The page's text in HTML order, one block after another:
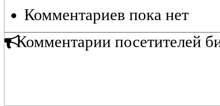
Комментариев пока нет
Комментарии посетителей